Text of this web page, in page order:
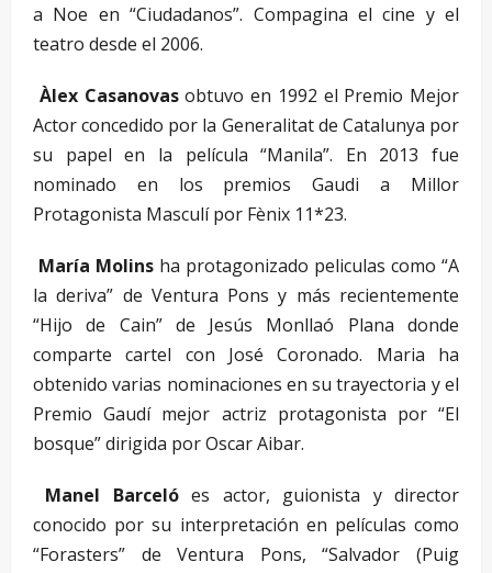
a Noe en “Ciudadanos”. Compagina el cine y el
teatro desde el 2006.
Àlex Casanovasobtuvo en 1992 el Premio Mejor
Actor concedido por la Generalitat de Catalunya por
su papel en la película “Manila”. En 2013 fue
nominado en los premios Gaudi a Millor
Protagonista Masculí por Fènix 11*23.
María Molins ha protagonizado peliculas como “A
la deriva” de Ventura Pons y más recientemente
“Hijo de Cain” de Jesús Monllaó Plana donde
comparte cartel con José Coronado. Maria ha
obtenido varias nominaciones en su trayectoria y el
Premio Gaudí mejor actriz protagonista por “El
bosque” dirigida por Oscar Aibar.
Manel Barcelóes actor, guionista y director
conocido por su interpretación en películas como
“Forasters” de Ventura Pons, “Salvador (Puig